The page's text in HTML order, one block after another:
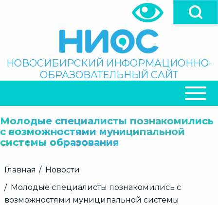
Поиск
НОВОСИБИРСКИЙ ИНФОРМАЦИОННО-
ОБРАЗОВАТЕЛЬНЫЙ САЙТ
НАВИГАЦИЯ
Молодые специалисты познакомились
с возможностями муниципальной
системы образования
Строка
Главная
Новости
Молодые специалисты познакомились с
возможностями муниципальной системы